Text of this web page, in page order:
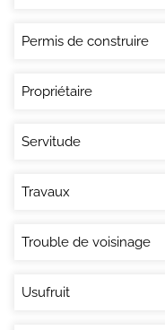
Permis de construire
Propriétaire
Servitude
Travaux
Trouble de voisinage
Usufruit